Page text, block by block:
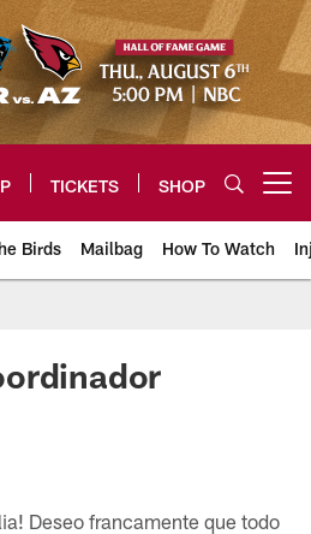
TICKETS SHOP
Birds Mailbag How To Watch
Home: The
Deseo francamente que todo